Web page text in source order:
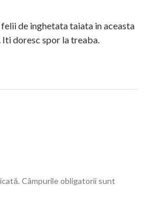
de inghetata taiata in aceasta
Iti doresc spor la treaba.
Câmpurile obligatorii sunt